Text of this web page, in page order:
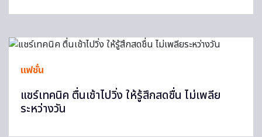
แฟชั่น
แชร์เทคนิค ตื่นเช้าไปวิ่ง ให้รู้สึกสดชื่น ไม่เพลีย
ระหว่างวัน